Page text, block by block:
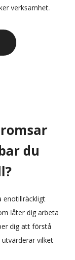
verksamhet.
du
enotillräckligt
låter dig arbeta
dig att förstå
vilket